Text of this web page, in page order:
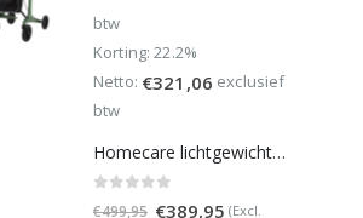
btw
Korting: 22.2%
Netto: €321,06 exclusief
btw
€499,95 Oorspronkelijke
€389,95 Huidige
(Excl.